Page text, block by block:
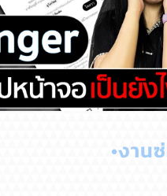
นแคปหน้าจอ เป็นยังไง
•งาน